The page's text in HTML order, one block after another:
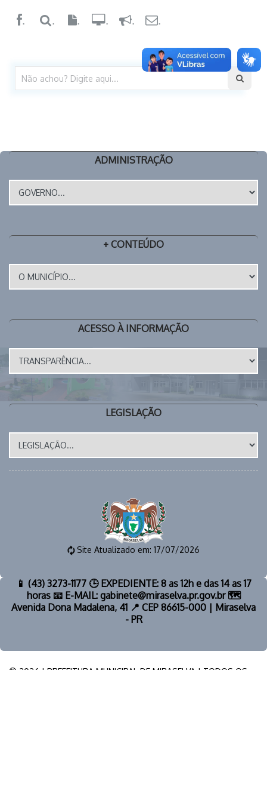
. . .
ADMINISTRAÇÃO
+ CONTEÚDO
ACESSO À INFORMAÇÃO
LEGISLAÇÃO
Site Atualizado em: 17/07/2026
📱 (43) 3273-1177 🕒 EXPEDIENTE: 8 as 12h e das 14 as 17
horas 📧 E-MAIL: gabinete@miraselva.pr.gov.br 🗺️
Avenida Dona Madalena, 41 📍 CEP 86615-000 | Miraselva
- PR
© 2026 | PREFEITURA MUNICIPAL DE MIRASELVA | TODOS OS